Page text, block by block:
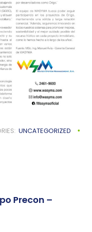
UNCATEGORIZED
Precon –